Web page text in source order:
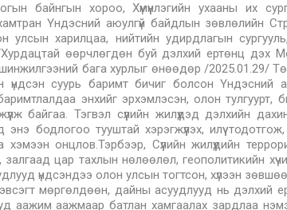
байнгын хороо, Хүмүүнлэгийн ухааны их
Үндэсний аюулгүй байдлын зөвлөлийн
улсын харилцаа, нийтийн удирдлагын
өөрчлөгдөн буй дэлхий ертөнц дэх
бага хурлыг өнөөдөр /2025.01.29/
суурь баримт бичиг болсон Үндэсний
энхийг эрхэмлэсэн, олон тулгуурт,
байгаа. Тэгвэл сүүлийн жилүүдэд дэлхийн
бодлогоо тууштай хэрэгжүүлэх, илүү тодотгож,
онцлов.Тэрбээр, Сүүлийн жилүүдийн
залгаад цар тахлын нөлөөлөл, геополитикийн
үндсэндээ олон улсын тогтсон, хүлээн
мөргөлдөөн, дайны асуудлууд нь дэлхий
аажим аажмаар батлан хамгаалах зардлаа